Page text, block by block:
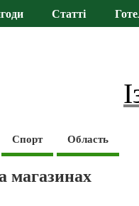
Статті
Спорт Область
магазинах